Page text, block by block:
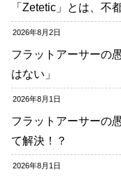
「Zetetic」とは、不
2026年8月2日
フラットアーサーの
はない」
2026年8月1日
フラットアーサーの
て解決！？
2026年8月1日